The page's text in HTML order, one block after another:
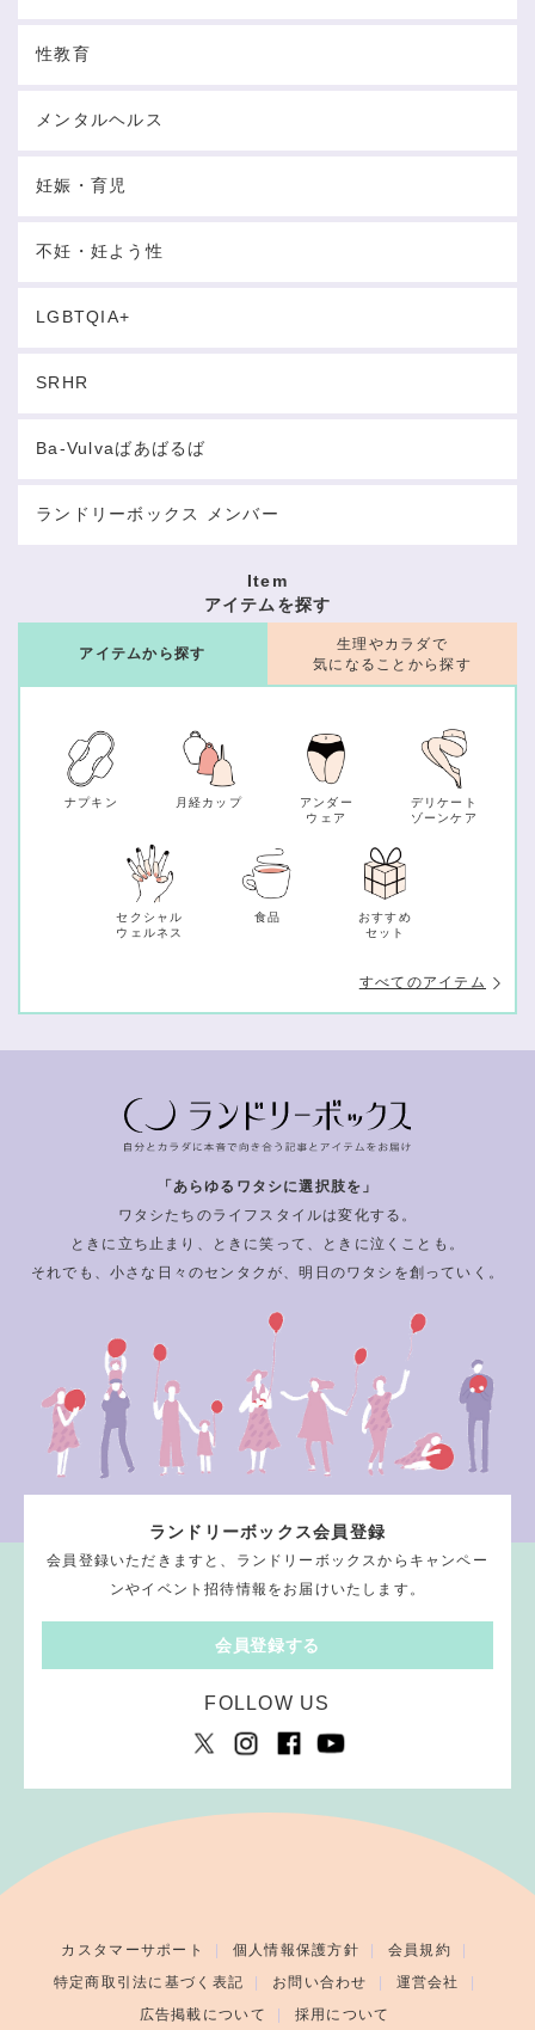
性教育
メンタルヘルス
妊娠・育児
不妊・妊よう性
LGBTQIA+
SRHR
Ba-Vulvaばあばるば
ランドリーボックス メンバー
Item
アイテムを探す
アイテムから探す
ナプキン 月経カップ
アンダー
ウェア
デリケート
ゾーンケア
セクシャル
ウェルネス
食品
おすすめ
セット
すべてのアイテム
生理やカラダで
気になることから探す
「あらゆるワタシに選択肢を」
ワタシたちのライフスタイルは変化する。
ときに立ち止まり、ときに笑って、ときに泣くことも。
それでも、小さな日々のセンタクが、明日のワタシを創っていく。
ランドリーボックス会員登録
会員登録いただきますと、ランドリーボックスからキャンペー
ンやイベント招待情報をお届けいたします。
会員登録する
FOLLOW US
カスタマーサポート 個人情報保護方針
会員規約
特定商取引法に基づく表記
お問い合わせ
運営会社
広告掲載について
採用について